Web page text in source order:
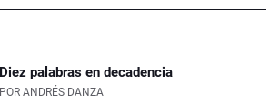
Diez palabras en decadencia
POR ANDRÉS DANZA